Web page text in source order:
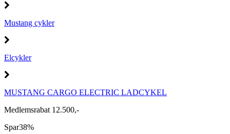
Mustang cykler
Elcykler
MUSTANG CARGO ELECTRIC LADCYKEL
Medlemsrabat 12.500,-
Spar38%